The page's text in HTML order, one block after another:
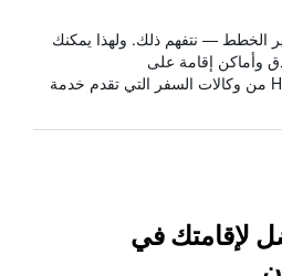
الخطط — نتفهم ذلك. ولهذا يمكنك
وأماكن إقامة على
HotelsCombined من وكالات السفر التي تقدم خدمة
لإقامتك في